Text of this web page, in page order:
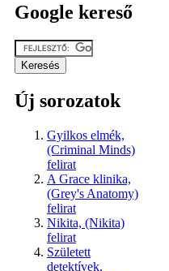
Google kereső
Új sorozatok
Gyilkos elmék,
(Criminal Minds)
felirat
A Grace klinika,
(Grey's Anatomy)
felirat
Nikita, (Nikita)
felirat
Született
detektívek,